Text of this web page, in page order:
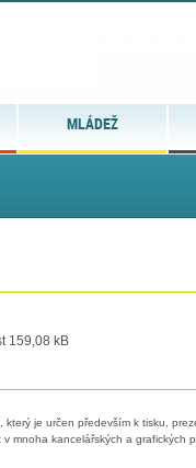
MLÁDEŽ
159,08 kB
který je určen především k tisku,
v mnoha kancelářských a grafických